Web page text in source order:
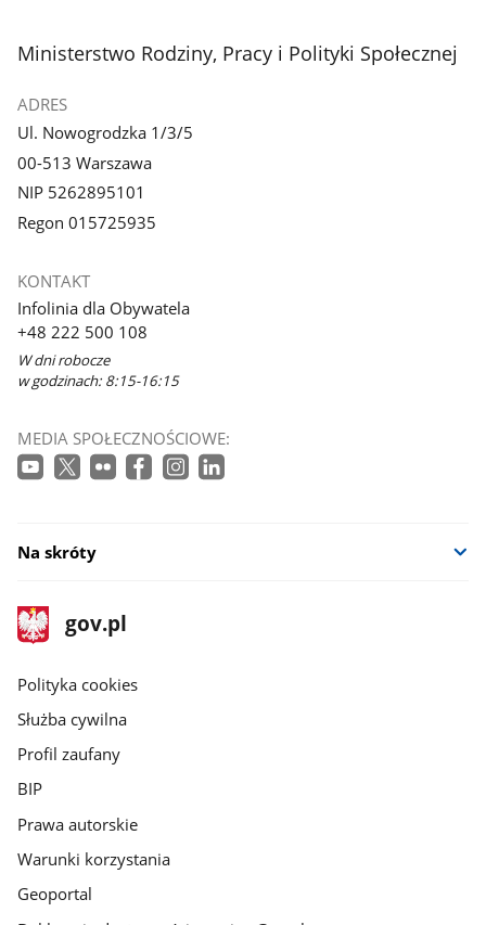
stopka
Ministerstwo Rodziny, Pracy i Polityki Społecznej
ADRES
Ul. Nowogrodzka 1/3/5
00-513 Warszawa
NIP 5262895101
Regon 015725935
KONTAKT
Infolinia dla Obywatela
+48 222 500 108
W dni robocze
w godzinach: 8:15-16:15
MEDIA SPOŁECZNOŚCIOWE:
Na skróty
stopka
gov.pl
Strona
gov.pl
gov.pl
Polityka cookies
Służba cywilna
Profil zaufany
BIP
Prawa autorskie
Warunki korzystania
Geoportal